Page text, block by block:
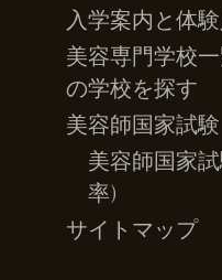
入学案内と体
美容専門学校
の学校を探す
美容師国家試験
美容師国家
率)
サイトマップ